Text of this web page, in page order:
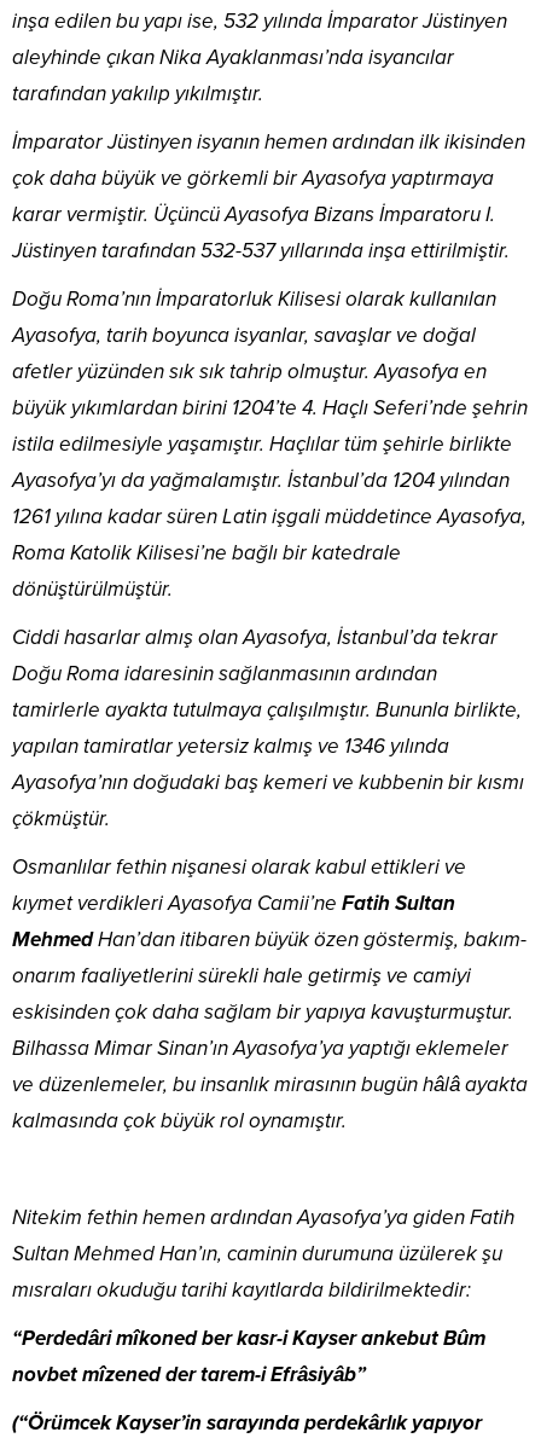
inşa edilen bu yapı ise, 532 yılında İmparator Jüstinyen
aleyhinde çıkan Nika Ayaklanması’nda isyancılar
tarafından yakılıp yıkılmıştır.
İmparator Jüstinyen isyanın hemen ardından ilk ikisinden
çok daha büyük ve görkemli bir Ayasofya yaptırmaya
karar vermiştir. Üçüncü Ayasofya Bizans İmparatoru I.
Jüstinyen tarafından 532-537 yıllarında inşa ettirilmiştir.
Doğu Roma’nın İmparatorluk Kilisesi olarak kullanılan
Ayasofya, tarih boyunca isyanlar, savaşlar ve doğal
afetler yüzünden sık sık tahrip olmuştur. Ayasofya en
büyük yıkımlardan birini 1204’te 4. Haçlı Seferi’nde şehrin
istila edilmesiyle yaşamıştır. Haçlılar tüm şehirle birlikte
Ayasofya’yı da yağmalamıştır. İstanbul’da 1204 yılından
1261 yılına kadar süren Latin işgali müddetince Ayasofya,
Roma Katolik Kilisesi’ne bağlı bir katedrale
dönüştürülmüştür.
Ciddi hasarlar almış olan Ayasofya, İstanbul’da tekrar
Doğu Roma idaresinin sağlanmasının ardından
tamirlerle ayakta tutulmaya çalışılmıştır. Bununla birlikte,
yapılan tamiratlar yetersiz kalmış ve 1346 yılında
Ayasofya’nın doğudaki baş kemeri ve kubbenin bir kısmı
çökmüştür.
Osmanlılar fethin nişanesi olarak kabul ettikleri ve
kıymet verdikleri Ayasofya Camii’ne Fatih Sultan
MehmedHan’dan itibaren büyük özen göstermiş, bakım-
onarım faaliyetlerini sürekli hale getirmiş ve camiyi
eskisinden çok daha sağlam bir yapıya kavuşturmuştur.
Bilhassa Mimar Sinan’ın Ayasofya’ya yaptığı eklemeler
ve düzenlemeler, bu insanlık mirasının bugün hâlâ ayakta
kalmasında çok büyük rol oynamıştır.
Nitekim fethin hemen ardından Ayasofya’ya giden Fatih
Sultan Mehmed Han’ın, caminin durumuna üzülerek şu
mısraları okuduğu tarihi kayıtlarda bildirilmektedir:
“Perdedâri mîkoned ber kasr-i Kayser ankebut Bûm
novbet mîzened der tarem-i Efrâsiyâb”
(“Örümcek Kayser’in sarayında perdekârlık yapıyor